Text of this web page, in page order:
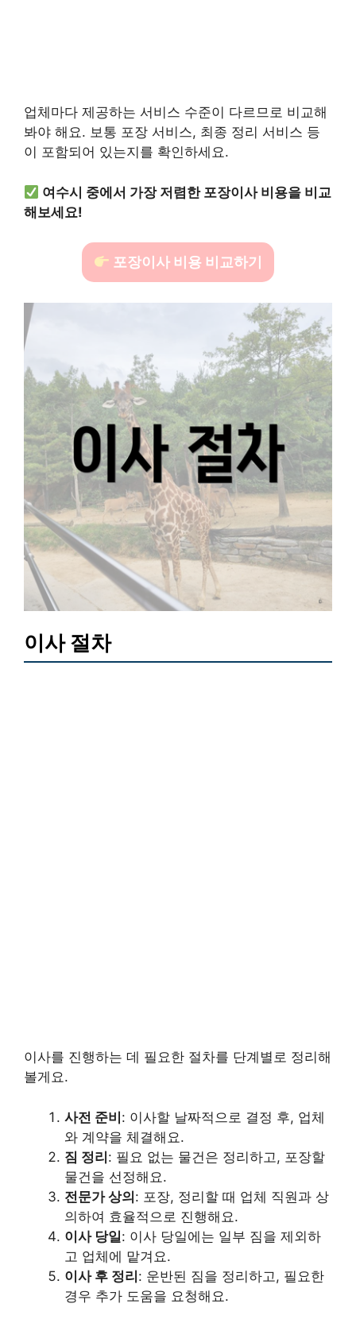
업체마다 제공하는 서비스 수준이 다르므로 비교해
봐야 해요. 보통 포장 서비스, 최종 정리 서비스 등
이 포함되어 있는지를 확인하세요.
여수시 중에서 가장 저렴한 포장이사 비용을 비교
해보세요!
포장이사 비용 비교하기
이사 절차
이사를 진행하는 데 필요한 절차를 단계별로 정리해
볼게요.
사전 준비: 이사할 날짜적으로 결정 후, 업체
와 계약을 체결해요.
짐 정리: 필요 없는 물건은 정리하고, 포장할
물건을 선정해요.
전문가 상의: 포장, 정리할 때 업체 직원과 상
의하여 효율적으로 진행해요.
이사 당일: 이사 당일에는 일부 짐을 제외하
고 업체에 맡겨요.
이사 후 정리: 운반된 짐을 정리하고, 필요한
경우 추가 도움을 요청해요.